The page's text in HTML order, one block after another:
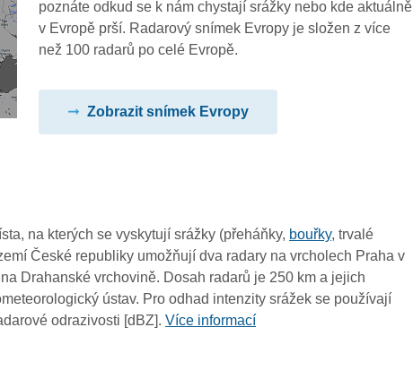
11:30
11:20
09:40
09:30
09:20
09:10
poznáte odkud se k nám chystají srážky nebo kde aktuálně
v Evropě prší. Radarový snímek Evropy je složen z více
než 100 radarů po celé Evropě.
Zobrazit snímek Evropy
na kterých se vyskytují srážky (přeháňky, bouřky, trvalé
České republiky umožňují dva radary na vrcholech Praha v
Drahanské vrchovině. Dosah radarů je 250 km a jejich
ústav. Pro odhad intenzity srážek se používají
odrazivosti [dBZ].Více informací